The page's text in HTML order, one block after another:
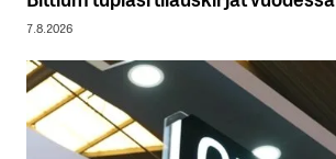
7.8.2026